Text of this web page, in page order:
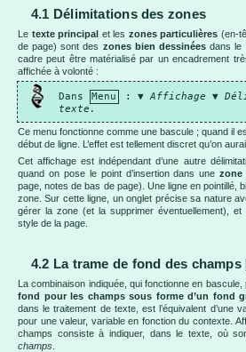
4.1 Délimitations des zones
Le texte principal et les zonesparticulières (en-
de page) sont des zones bien dessinées dans le
cadre peut être matérialisé par un encadrement
affichée à volonté :
Dans Menu : ▼Affichage ▼
texte.
Ce menu fonctionne comme une bascule ; quand il
début de ligne. L’effet est tellement discret qu’on
Cet affichage est indépendant d’une autre
quand on pose le point d’insertion dans unezone
page, notes de bas de page). Une ligne en pointillé,
zone. Sur cette ligne, un onglet précise sa nature
gérer la zone (et la supprimer éventuellement),
style de la page.
4.2 La trame de fond des champs
La combinaison indiquée, qui fonctionne en bascule,
fond pour les champs sous forme d’un fond
dans le traitement de texte, est l’équivalent d’une
pour une valeur, variable en fonction du contexte.
champs consiste à indiquer, dans le texte, où
champs